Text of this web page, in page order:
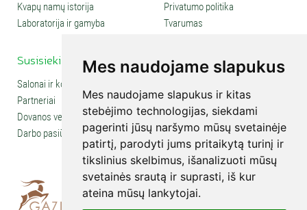
Mes naudojame slapukus
Mes naudojame slapukus ir kitas
stebėjimo technologijas, siekdami
pagerinti jūsų naršymo mūsų svetainėje
patirtį, parodyti jums pritaikytą turinį ir
tikslinius skelbimus, išanalizuoti mūsų
svetainės srautą ir suprasti, iš kur
ateina mūsų lankytojai.
Kvapų namų istorija
Laboratorija ir gamyba
Privatumo politika
Tvarumas
Susisiekite
Salonai ir kontaktai
Partneriai
Dovanos verslui
Darbo pasiūlymai
Social media